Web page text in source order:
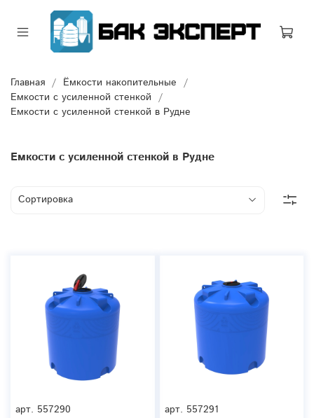
Главная
Ёмкости накопительные
Емкости с усиленной стенкой
Емкости с усиленной стенкой в Рудне
Емкости с усиленной стенкой в Рудне
арт. 557290
арт. 557291